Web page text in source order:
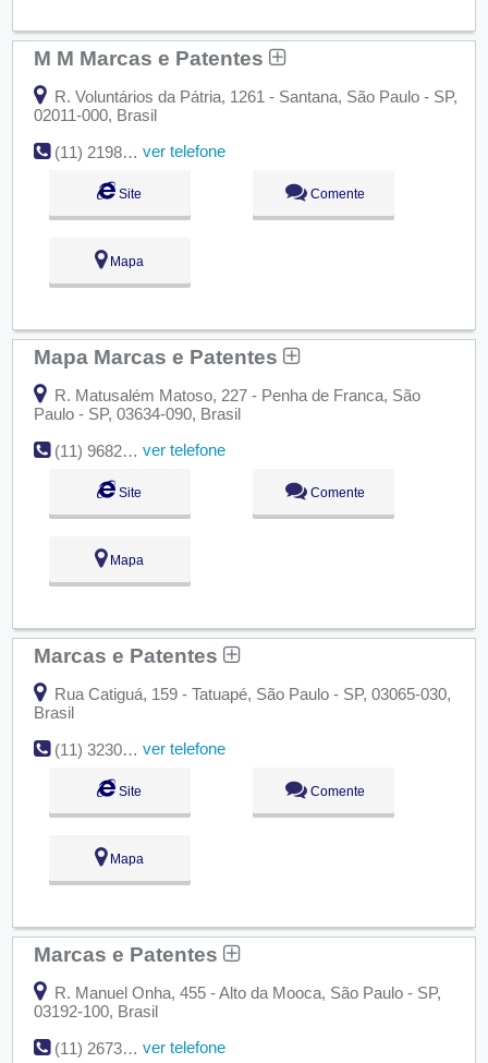
M M Marcas e Patentes
R. Voluntários da Pátria, 1261 - Santana, São Paulo - SP,
02011-000, Brasil
(11) 2198-7544
ver telefone
Site Comente
Mapa
Mapa Marcas e Patentes
R. Matusalém Matoso, 227 - Penha de Franca, São
Paulo - SP, 03634-090, Brasil
(11) 96828-9763
ver telefone
Site Comente
Mapa
Marcas e Patentes
Rua Catiguá, 159 - Tatuapé, São Paulo - SP, 03065-030,
Brasil
(11) 3230-7117
ver telefone
Site Comente
Mapa
Marcas e Patentes
R. Manuel Onha, 455 - Alto da Mooca, São Paulo - SP,
03192-100, Brasil
(11) 2673-3411
ver telefone